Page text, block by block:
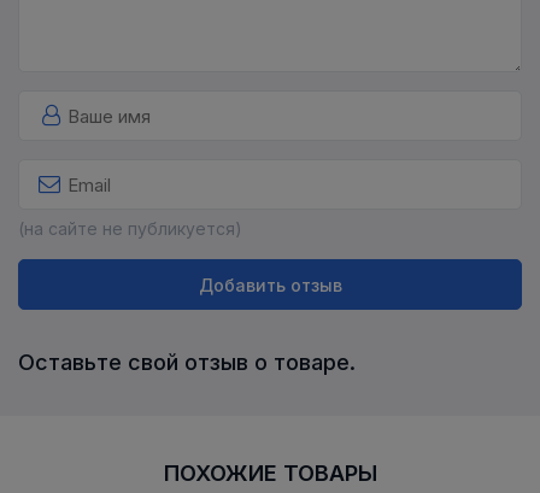
(на сайте не публикуется)
Добавить отзыв
Оставьте свой отзыв о товаре.
ПОХОЖИЕ ТОВАРЫ